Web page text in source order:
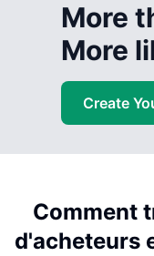
More
More
Create
Comment
d'acheteurs